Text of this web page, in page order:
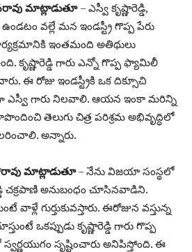
మాట్లాడుతూ – ఎస్వీ కృష్ణారెడ్డి,
వల్లే మన ఇండస్ట్రీ గొప్ప పేరు
ఇంతమంది అతిథులు
కృష్ణారెడ్డి గారు ఎన్నో గొప్ప ఫ్యామిలీ
ఈ రోజు ఇండస్ట్రీకి ఒక దిక్సూచి
ఎస్వీ గారు నిలవాలి. ఆయన ఇంకా మరిన్ని
తెలుగు చిత్ర పరిశ్రమ అభివృద్ధిలో
అన్నారు.
మాట్లాడుతూ– నేను విజయా సంస్థలో
చక్రపాణి అనుబంధం చూసినవాడిని.
వాళ్లే గుర్తుకువస్తారు. ఈరోజున వస్తున్న
ఒకప్పుడు కృష్ణారెడ్డి గారు గొప్ప
సృష్టించారు అనిపిస్తోంది. ఈ